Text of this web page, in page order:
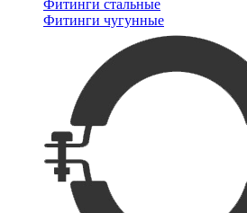
Фитинги стальные
Фитинги чугунные